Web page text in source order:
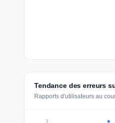
Tendance des erreurs
Rapports d'utilisateurs au
3